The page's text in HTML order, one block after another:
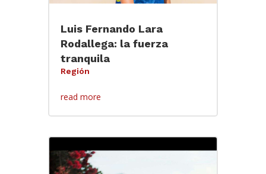
Luis Fernando Lara
Rodallega: la fuerza
tranquila
Región
read more